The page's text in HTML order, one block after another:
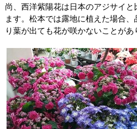
尚、西洋紫陽花は日本のアジサイと
ます。松本では露地に植えた場合
り葉が出ても花が咲かないことがあ